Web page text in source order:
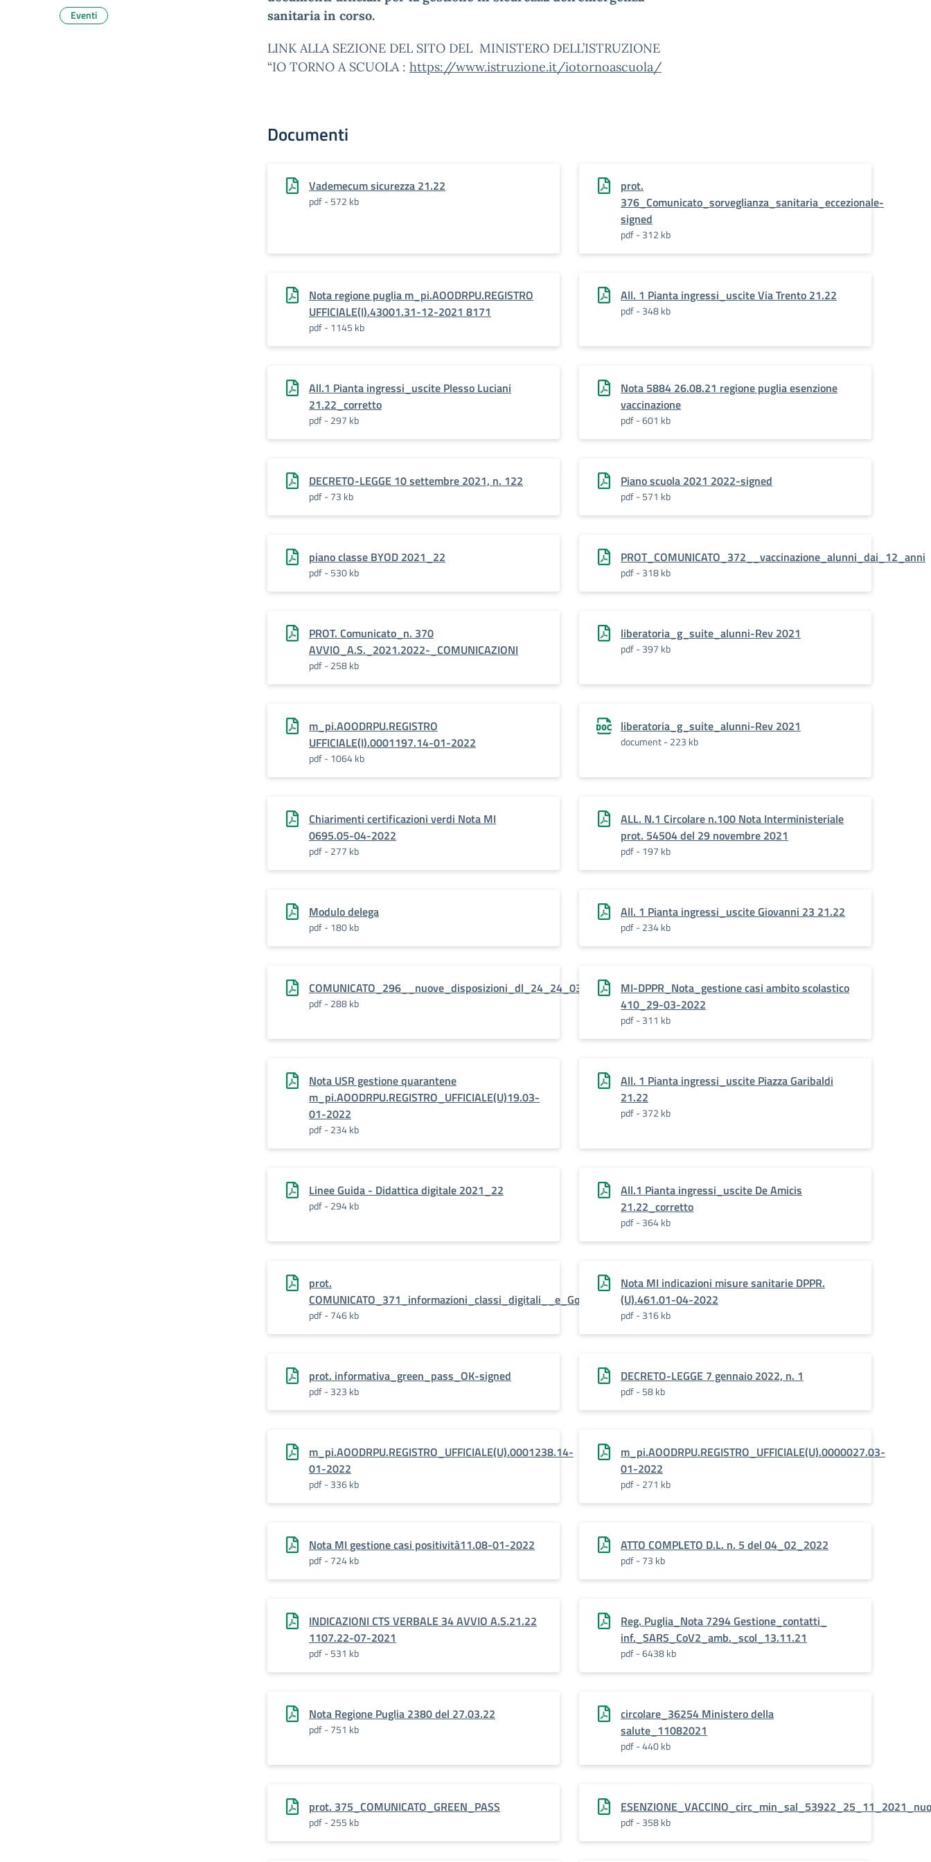
sanitaria in corso.
LINK ALLA SEZIONE DEL SITO DEL MINISTERO DELL’ISTRUZIONE
“IO TORNO A SCUOLA : https://www.istruzione.it/iotornoascuola/
Documenti
Vademecum sicurezza 21.22
pdf - 572 kb
prot.
376_Comunicato_sorveglianza_sanitaria_eccezionale-
signed
pdf - 312 kb
Nota regione puglia m_pi.AOODRPU.REGISTRO
UFFICIALE(I).43001.31-12-2021 8171
pdf - 1145 kb
All. 1 Pianta ingressi_uscite Via Trento 21.22
pdf - 348 kb
All.1 Pianta ingressi_uscite Plesso Luciani
21.22_corretto
pdf - 297 kb
Nota 5884 26.08.21 regione puglia esenzione
vaccinazione
pdf - 601 kb
DECRETO-LEGGE 10 settembre 2021, n. 122
pdf - 73 kb
Piano scuola 2021 2022-signed
pdf - 571 kb
piano classe BYOD 2021_22
pdf - 530 kb
PROT_COMUNICATO_372__vaccinazione_alunni_dai_12_anni
pdf - 318 kb
PROT. Comunicato_n. 370
AVVIO_A.S._2021.2022-_COMUNICAZIONI
pdf - 258 kb
liberatoria_g_suite_alunni-Rev 2021
pdf - 397 kb
m_pi.AOODRPU.REGISTRO
UFFICIALE(I).0001197.14-01-2022
pdf - 1064 kb
liberatoria_g_suite_alunni-Rev 2021
document - 223 kb
Chiarimenti certificazioni verdi Nota MI
0695.05-04-2022
pdf - 277 kb
ALL. N.1 Circolare n.100 Nota Interministeriale
prot. 54504 del 29 novembre 2021
pdf - 197 kb
Modulo delega
pdf - 180 kb
All. 1 Pianta ingressi_uscite Giovanni 23 21.22
pdf - 234 kb
COMUNICATO_296__nuove_disposizioni_dl_24_24_03_2022
pdf - 288 kb
MI-DPPR_Nota_gestione casi ambito scolastico
410_29-03-2022
pdf - 311 kb
Nota USR gestione quarantene
m_pi.AOODRPU.REGISTRO_UFFICIALE(U)19.03-
01-2022
pdf - 234 kb
All. 1 Pianta ingressi_uscite Piazza Garibaldi
21.22
pdf - 372 kb
Linee Guida - Didattica digitale 2021_22
pdf - 294 kb
All.1 Pianta ingressi_uscite De Amicis
21.22_corretto
pdf - 364 kb
prot.
COMUNICATO_371_informazioni_classi_digitali__e_Google_Workspace
pdf - 746 kb
Nota MI indicazioni misure sanitarie DPPR.
(U).461.01-04-2022
pdf - 316 kb
prot. informativa_green_pass_OK-signed
pdf - 323 kb
DECRETO-LEGGE 7 gennaio 2022, n. 1
pdf - 58 kb
m_pi.AOODRPU.REGISTRO_UFFICIALE(U).0001238.14-
01-2022
pdf - 336 kb
m_pi.AOODRPU.REGISTRO_UFFICIALE(U).0000027.03-
01-2022
pdf - 271 kb
Nota MI gestione casi positività11.08-01-2022
pdf - 724 kb
ATTO COMPLETO D.L. n. 5 del 04_02_2022
pdf - 73 kb
INDICAZIONI CTS VERBALE 34 AVVIO A.S.21.22
1107.22-07-2021
pdf - 531 kb
Reg. Puglia_Nota 7294 Gestione_contatti_
inf._SARS_CoV2_amb._scol_13.11.21
pdf - 6438 kb
Nota Regione Puglia 2380 del 27.03.22
pdf - 751 kb
circolare_36254 Ministero della
salute_11082021
pdf - 440 kb
prot. 375_COMUNICATO_GREEN_PASS
pdf - 255 kb pdf - 358 kb
Eventi